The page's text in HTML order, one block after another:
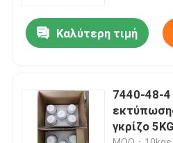
Τρισδιάστατος εκτυπωτής
Τρισδιάστατος εκτυπωτής
Φωτοευαίσθητη ρητίνη
Καλύτερη τιμή
7440-48-4
γκρίζο